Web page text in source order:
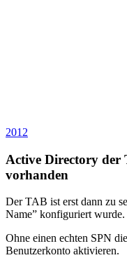
2012
Active Directory der
vorhanden
Der TAB ist erst dann zu
Name” konfiguriert wurde.
Ohne einen echten SPN
Benutzerkonto aktivieren.